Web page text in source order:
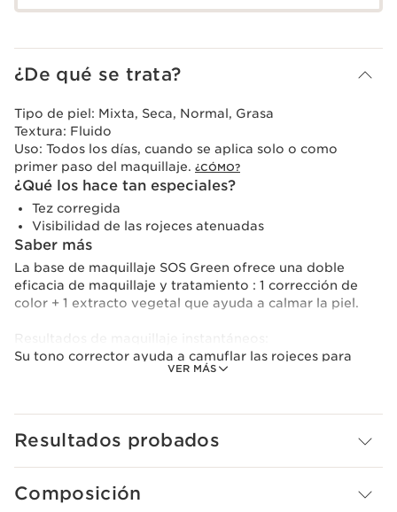
¿De qué se trata?
VER MÁS
Tipo de piel: Mixta, Seca, Normal, Grasa
Textura: Fluido
Uso: Todos los días, cuando se aplica solo o como
primer paso del maquillaje. ¿CÓMO?
¿Qué los hace tan especiales?
Tez corregida
Visibilidad de las rojeces atenuadas
Saber más
La base de maquillaje SOS Green ofrece una doble
eficacia de maquillaje y tratamiento : 1 corrección de
color + 1 extracto vegetal que ayuda a calmar la piel.
Resultados de maquillaje instantáneos:
Su tono corrector ayuda a camuflar las rojeces para
conseguir una tez más homogénea al instante. Su
Beneficios de los tratamientos a largo plazo :
esclareólido y extracto de kalanchoe bio. Calma la piel y
Resultados probados
Composición